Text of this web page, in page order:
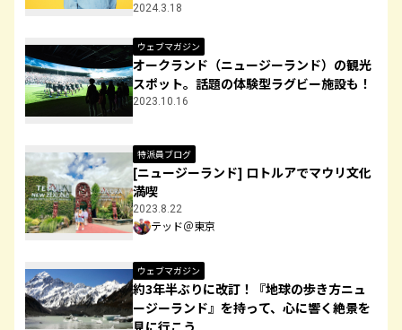
2024.3.18
ウェブマガジン
オークランド（ニュージーランド）の観光
スポット。話題の体験型ラグビー施設も！
2023.10.16
特派員ブログ
[ニュージーランド] ロトルアでマウリ文化
満喫
2023.8.22
テッド＠東京
ウェブマガジン
約3年半ぶりに改訂！『地球の歩き方ニュ
ージーランド』を持って、心に響く絶景を
見に行こう